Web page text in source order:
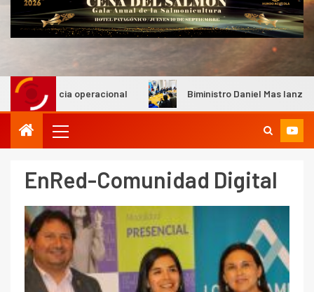
operacional Biministro Daniel Mas lanza plan
EnRed-Comunidad Digital